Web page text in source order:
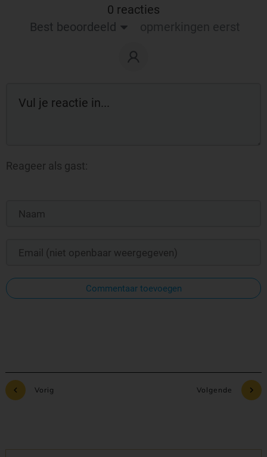
0 reacties
Best beoordeeld
opmerkingen eerst
Reageer als gast:
Commentaar toevoegen
Vorig Volgende